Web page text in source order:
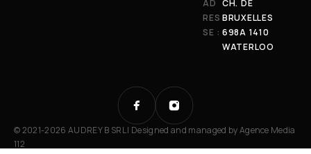
AD
RES
SE :
CH. DE
BRUXELLES
698A 1410
WATERLOO
© 2021-2026 AUDREY B SRL | Designed and managed byAgence Media
112